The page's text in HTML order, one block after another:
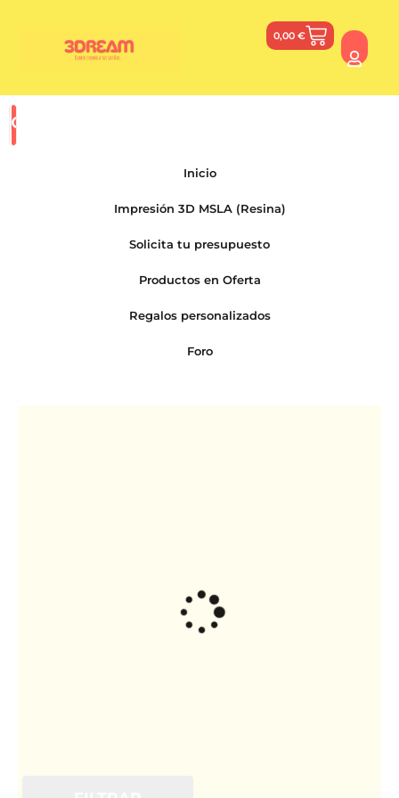
0,00 €
Inicio
Impresión 3D MSLA (Resina)
Solicita tu presupuesto
Productos en Oferta
Regalos personalizados
Foro